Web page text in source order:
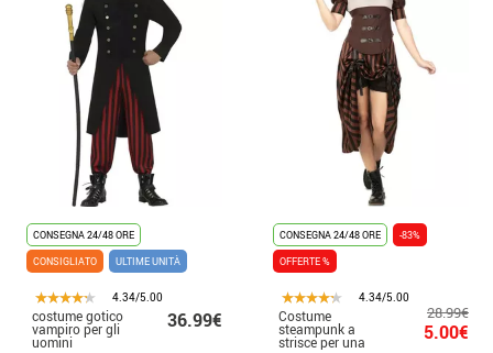
CONSEGNA 24/48 ORE
CONSIGLIATO
ULTIME UNITÀ
4.34/5.00
costume gotico
vampiro per gli
uomini
36.99€
CONSEGNA 24/48 ORE
-83%
OFFERTE %
4.34/5.00
Costume
steampunk a
strisce per una
28.99€
5.00€